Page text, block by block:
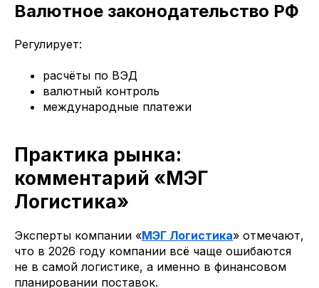
Валютное законодательство РФ
Регулирует:
расчёты по ВЭД
валютный контроль
международные платежи
Практика рынка:
комментарий «МЭГ
Логистика»
Эксперты компании «МЭГ Логистика» отмечают,
что в 2026 году компании всё чаще ошибаются
не в самой логистике, а именно в финансовом
планировании поставок.